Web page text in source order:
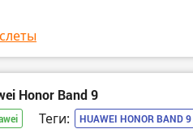
Honor Band 9
Теги: HUAWEI HONOR BAND 9